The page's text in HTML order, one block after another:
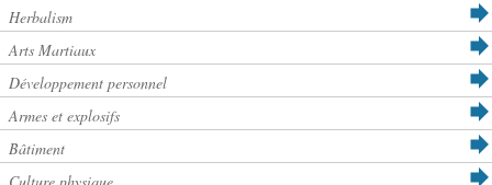
Herbalism
Arts Martiaux
Développement personnel
Armes et explosifs
Bâtiment
Culture physique